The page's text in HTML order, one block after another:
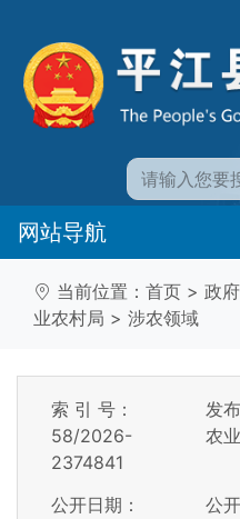
网站导航
当前位置： 首页 > 政
业农村局 > 涉农领域
索 引 号：
58/2026-
2374841
发
农
公开日期：
公